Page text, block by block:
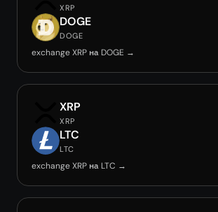
XRP
DOGE
DOGE
exchange XRP на DOGE →
XRP
XRP
LTC
LTC
exchange XRP на LTC →